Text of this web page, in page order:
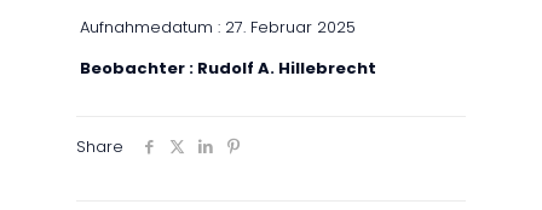
Aufnahmedatum : 27. Februar 2025
Beobachter : Rudolf A. Hillebrecht
Share